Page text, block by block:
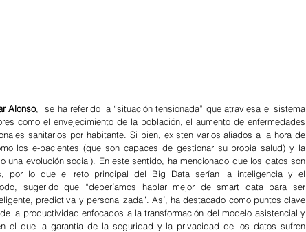
Alonso,  se ha referido la “situación tensionada” que atraviesa el sistema
como el envejecimiento de la población, el aumento de enfermedades
sanitarios por habitante. Si bien, existen varios aliados a la hora de
los e-pacientes (que son capaces de gestionar su propia salud) y la
una evolución social). En este sentido, ha mencionado que los datos son
por lo que el reto principal del Big Data serían la inteligencia y el
sugerido que “deberíamos hablar mejor de smart data para ser
predictiva y personalizada”. Así, ha destacado como puntos clave
la productividad enfocados a la transformación del modelo asistencial y
el que la garantía de la seguridad y la privacidad de los datos sufren